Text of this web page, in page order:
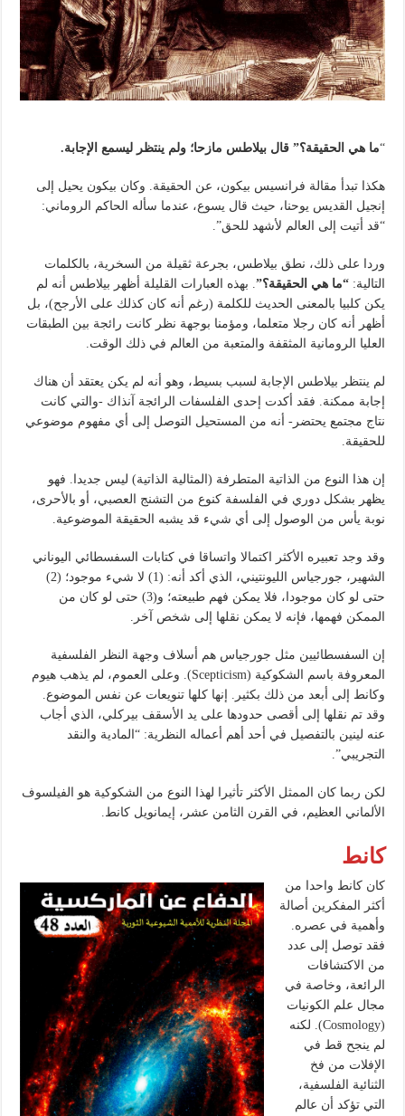
“ما هي الحقيقة؟” قال بيلاطس مازحا؛ ولم ينتظر ليسمع الإجابة.
هكذا تبدأ مقالة فرانسيس بيكون، عن الحقيقة. وكان بيكون يحيل إلى
إنجيل القديس يوحنا، حيث قال يسوع، عندما سأله الحاكم الروماني:
“قد أتيت إلى العالم لأشهد للحق”.
وردا على ذلك، نطق بيلاطس، بجرعة ثقيلة من السخرية، بالكلمات
التالية:“ما هي الحقيقة؟” . بهذه العبارات القليلة أظهر بيلاطس أنه لم
يكن كلبيا بالمعنى الحديث للكلمة (رغم أنه كان كذلك على الأرجح)، بل
أظهر أنه كان رجلا متعلما، ومؤمنا بوجهة نظر كانت رائجة بين الطبقات
العليا الرومانية المثقفة والمتعبة من العالم في ذلك الوقت.
لم ينتظر بيلاطس الإجابة لسبب بسيط، وهو أنه لم يكن يعتقد أن هناك
إجابة ممكنة. فقد أكدت إحدى الفلسفات الرائجة آنذاك -والتي كانت
نتاج مجتمع يحتضر- أنه من المستحيل التوصل إلى أي مفهوم موضوعي
للحقيقة.
إن هذا النوع من الذاتية المتطرفة (المثالية الذاتية) ليس جديدا. فهو
يظهر بشكل دوري في الفلسفة كنوع من التشنج العصبي، أو بالأحرى،
نوبة يأس من الوصول إلى أي شيء قد يشبه الحقيقة الموضوعية.
وقد وجد تعبيره الأكثر اكتمالا واتساقا في كتابات السفسطائي اليوناني
الشهير، جورجياس الليونتيني، الذي أكد أنه: (1) لا شيء موجود؛ (2)
حتى لو كان موجودا، فلا يمكن فهم طبيعته؛ و(3) حتى لو كان من
الممكن فهمها، فإنه لا يمكن نقلها إلى شخص آخر.
إن السفسطائيين مثل جورجياس هم أسلاف وجهة النظر الفلسفية
المعروفة باسم الشكوكية (Scepticism). وعلى العموم، لم يذهب هيوم
وكانط إلى أبعد من ذلك بكثير. إنها كلها تنويعات عن نفس الموضوع.
وقد تم نقلها إلى أقصى حدودها على يد الأسقف بيركلي، الذي أجاب
عنه لينين بالتفصيل في أحد أهم أعماله النظرية: “المادية والنقد
التجريبي”.
لكن ربما كان الممثل الأكثر تأثيرا لهذا النوع من الشكوكية هو الفيلسوف
الألماني العظيم، في القرن الثامن عشر، إيمانويل كانط.
كانط
كان كانط واحدا من
أكثر المفكرين أصالة
وأهمية في عصره.
فقد توصل إلى عدد
من الاكتشافات
الرائعة، وخاصة في
مجال علم الكونيات
(Cosmology). لكنه
لم ينجح قط في
الإفلات من فخ
الثنائية الفلسفية،
التي تؤكد أن عالم